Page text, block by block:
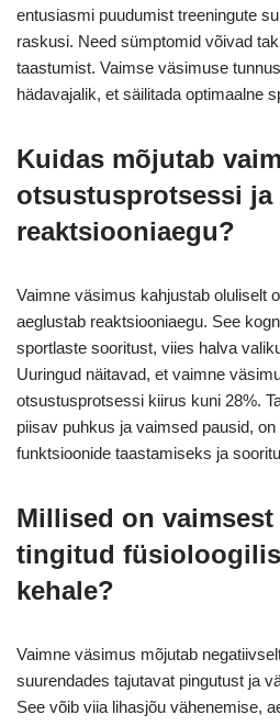
entusiasmi puudumist treeningute
raskusi. Need sümptomid võivad
taastumist. Vaimse väsimuse
hädavajalik, et säilitada optimaalne
Kuidas mõjutab
otsustusprotsessi ja
reaktsiooniaegu?
Vaimne väsimus kahjustab oluliselt
aeglustab reaktsiooniaegu. See
sportlaste sooritust, viies halva
Uuringud näitavad, et vaimne
otsustusprotsessi kiirus kuni 28%.
piisav puhkus ja vaimsed pausid,
funktsioonide taastamiseks ja
Millised on
tingitud
kehale?
Vaimne väsimus mõjutab
suurendades tajutavat pingutust ja
See võib viia lihasjõu vähenemise,